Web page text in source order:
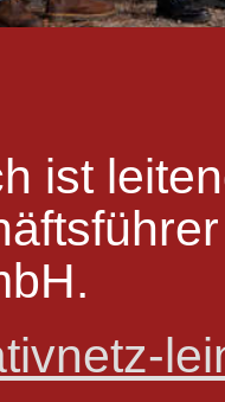
ist